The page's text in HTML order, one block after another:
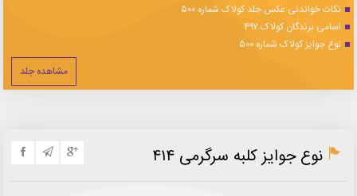
نکات خواندنی عکس جلد کولاک شماره ۵۰۰
اسامی برندگان کولاک ۴۹۷
نوع جوایز کولاک شماره ۵۰۰
مشاهده جلد
نوع جوایز کلبه سرگرمی ۴۱۴